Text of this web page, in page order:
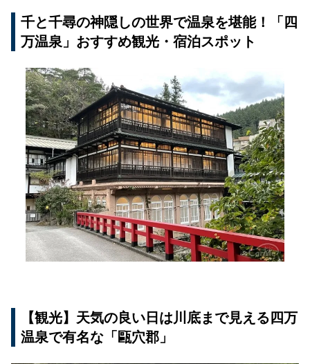
千と千尋の神隠しの世界で温泉を堪能！「四
万温泉」おすすめ観光・宿泊スポット
【観光】天気の良い日は川底まで見える四万
温泉で有名な「甌穴郡」